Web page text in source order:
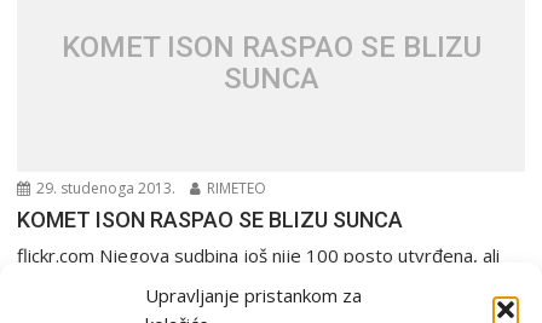
Upravljanje pristankom za
KOMET ISON RASPAO SE BLIZU
SUNCA
29. studenoga 2013. RIMETEO
KOMET ISON RASPAO SE BLIZU SUNCA
flickr.com Njegova sudbina još nije 100 posto utvrđena, ali
astronomi vjeruju kako nije preživio bliski susret...